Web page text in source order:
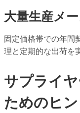
大量生産メ
固定価格帯での年間
理と定期的な出荷を
サプライ
ためのヒン